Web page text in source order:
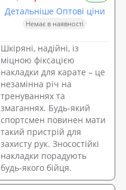
Детальніше Оптові ціни
Немає в наявності
Шкіряні, надійні, із
міцною фіксацією
накладки для карате – це
незамінна річ на
тренуваннях та
змаганнях. Будь-який
спортсмен повинен мати
такий пристрій для
захисту рук. Зносостійкі
накладки порадують
будь-якого бійця.